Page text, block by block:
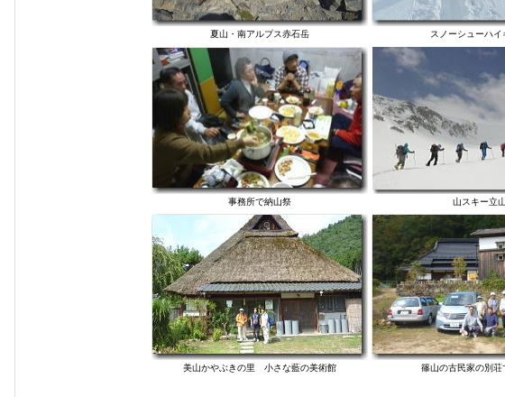
夏山・南アルプス赤石岳 スノーシューハイ
事務所で納山祭 山スキー立
美山かやぶきの里 小さな藍の美術館 篠山の古民家の別荘